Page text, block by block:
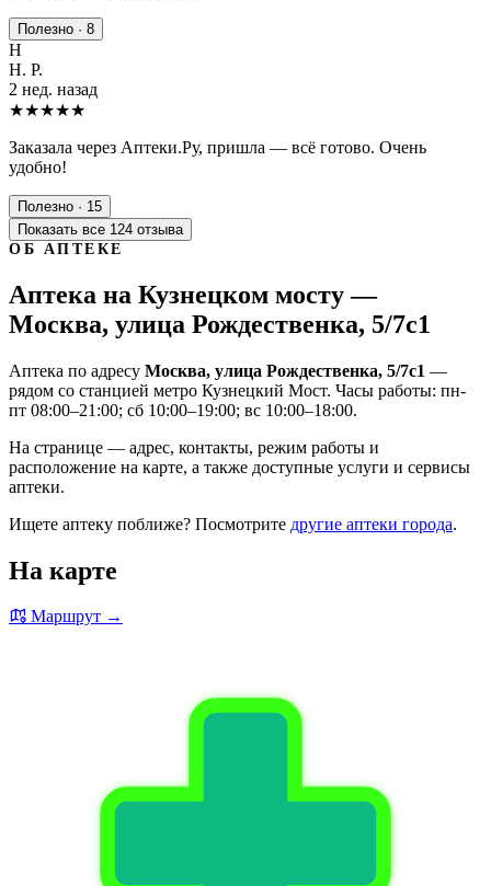
Полезно · 8
Н
Н. Р.
2 нед. назад
★★★★★
Заказала через Аптеки.Ру, пришла — всё готово. Очень
удобно!
Полезно · 15
Показать все 124 отзыва
ОБ АПТЕКЕ
Аптека на Кузнецком мосту —
Москва, улица Рождественка, 5/7с1
Аптека по адресу Москва, улица Рождественка, 5/7с1 —
рядом со станцией метро Кузнецкий Мост. Часы работы: пн-
пт 08:00–21:00; сб 10:00–19:00; вс 10:00–18:00.
На странице — адрес, контакты, режим работы и
расположение на карте, а также доступные услуги и сервисы
аптеки.
Ищете аптеку поближе? Посмотрите другие аптеки города.
На карте
Маршрут →